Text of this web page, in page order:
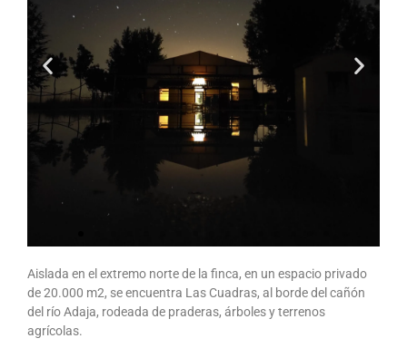
Las
Cuadra
Aislada en el extremo norte de la finca, en un espacio privado
de 20.000 m2, se encuentra Las Cuadras, al borde del cañón
del río Adaja, rodeada de praderas, árboles y terrenos
agrícolas.